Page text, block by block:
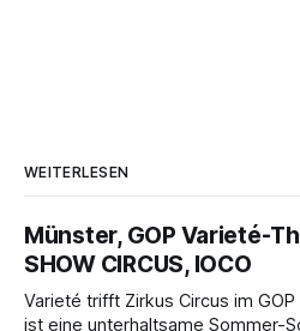
WEITERLESEN
Münster, GOP Varieté-
SHOW CIRCUS, IOCO
Varieté trifft Zirkus Circus im GOP Varieté-Theater Münster
ist eine unterhaltsame Sommer-